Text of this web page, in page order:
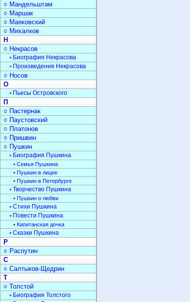
○ Мандельштам
○ Маршак
○ Маяковский
○ Михалков
Н
○ Некрасов
▫ Биография Некрасова
▫ Произведения Некрасова
○ Носов
О
▫ Пьесы Островского
П
○ Пастернак
○ Паустовский
○ Платонов
○ Пришвин
○ Пушкин
▫ Биография Пушкина
• Семья Пушкина
• Пушкин в лицее
• Пушкин в Петербурге
▫ Творчество Пушкина
• Пушкин о любви
▫ Стихи Пушкина
▫ Повести Пушкина
• Капитанская дочка
▫ Сказки Пушкина
Р
○ Распутин
С
○ Салтыков-Щедрин
Т
○ Толстой
▫ Биография Толстого